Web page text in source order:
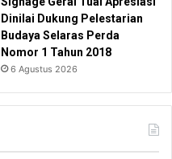
Dinilai Dukung Pelestarian
Budaya Selaras Perda
Nomor 1 Tahun 2018
6 Agustus 2026